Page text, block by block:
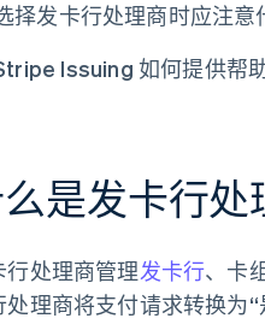
择发卡行处理商时应注意
Issuing 如何提供帮
是发卡行处
行处理商管理发卡行、卡
处理商将支付请求转换为